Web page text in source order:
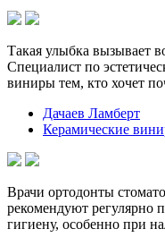
Такая улыбка вызывает
Специалист по
виниры тем, кто хочет
Дачаев Ламберт
Керамические
Врачи ортодонты
рекомендуют регулярно
гигиену, особенно при